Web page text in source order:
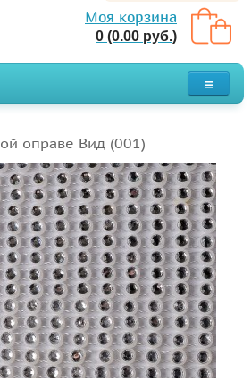
Моя корзина
0 (0.00 руб.)
оправе Вид (001)